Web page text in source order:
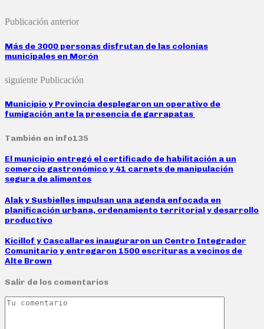
Publicación anterior
Más de 3000 personas disfrutan de las colonias
municipales en Morón
siguiente Publicación
Municipio y Provincia desplegaron un operativo de
fumigación ante la presencia de garrapatas
También en info135
El municipio entregó el certificado de habilitación a un
comercio gastronómico y 41 carnets de manipulación
segura de alimentos
Alak y Susbielles impulsan una agenda enfocada en
planificación urbana, ordenamiento territorial y desarrollo
productivo
Kicillof y Cascallares inauguraron un Centro Integrador
Comunitario y entregaron 1500 escrituras a vecinos de
Alte Brown
Salir de los comentarios